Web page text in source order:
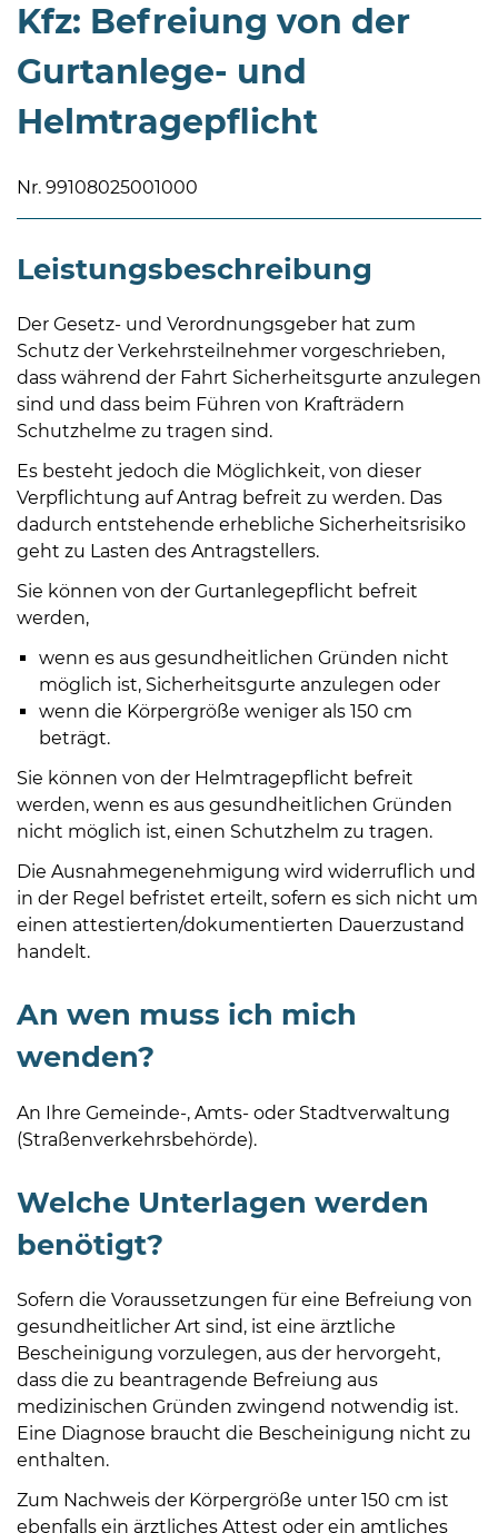
Do
und
14
18
Uhr
sowie
außerhalb
der
Öffnungszeiten
Vereinbarung.
Kfz: Befreiung von der
Gurtanlege- und
Helmtragepflicht
Nr. 99108025001000
Leistungsbeschreibung
Der Gesetz- und Verordnungsgeber hat zum
Schutz der Verkehrsteilnehmer vorgeschrieben,
dass während der Fahrt Sicherheitsgurte anzulegen
sind und dass beim Führen von Krafträdern
Schutzhelme zu tragen sind.
Es besteht jedoch die Möglichkeit, von dieser
Verpflichtung auf Antrag befreit zu werden. Das
dadurch entstehende erhebliche Sicherheitsrisiko
geht zu Lasten des Antragstellers.
Sie können von der Gurtanlegepflicht befreit
werden,
wenn es aus gesundheitlichen Gründen nicht
möglich ist, Sicherheitsgurte anzulegen oder
wenn die Körpergröße weniger als 150 cm
beträgt.
Sie können von der Helmtragepflicht befreit
werden, wenn es aus gesundheitlichen Gründen
nicht möglich ist, einen Schutzhelm zu tragen.
Die Ausnahmegenehmigung wird widerruflich und
in der Regel befristet erteilt, sofern es sich nicht um
einen attestierten/dokumentierten Dauerzustand
handelt.
An wen muss ich mich
wenden?
An Ihre Gemeinde-, Amts- oder Stadtverwaltung
(Straßenverkehrsbehörde).
Welche Unterlagen werden
benötigt?
Sofern die Voraussetzungen für eine Befreiung von
gesundheitlicher Art sind, ist eine ärztliche
Bescheinigung vorzulegen, aus der hervorgeht,
dass die zu beantragende Befreiung aus
medizinischen Gründen zwingend notwendig ist.
Eine Diagnose braucht die Bescheinigung nicht zu
enthalten.
Zum Nachweis der Körpergröße unter 150 cm ist
ebenfalls ein ärztliches Attest oder ein amtliches